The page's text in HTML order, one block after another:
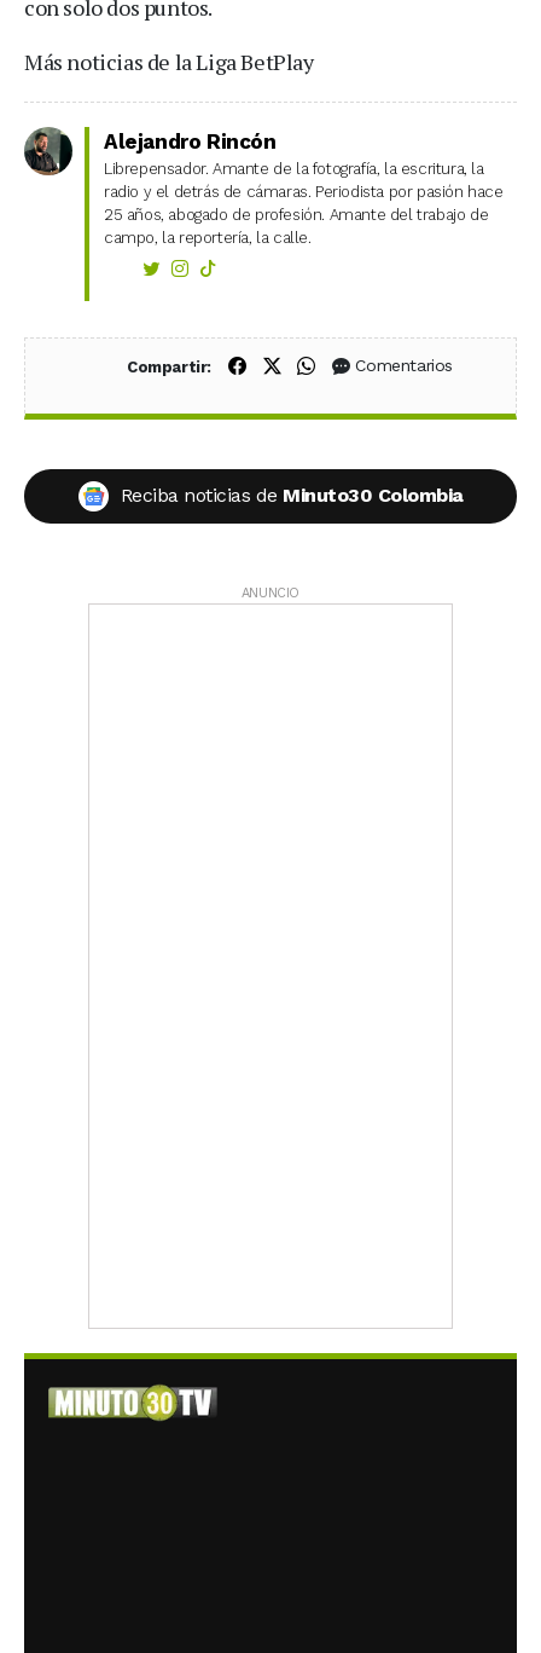
con solo dos puntos.
Más noticias de la Liga BetPlay
Alejandro Rincón
Librepensador. Amante de la fotografía, la escritura, la
radio y el detrás de cámaras. Periodista por pasión hace
25 años, abogado de profesión. Amante del trabajo de
campo, la reportería, la calle.
Compartir: Compartir en Facebook
Compartir en X (Twitter)
Compartir en WhatsApp
Comentarios
Reciba noticias de Minuto30 Colombia
ANUNCIO